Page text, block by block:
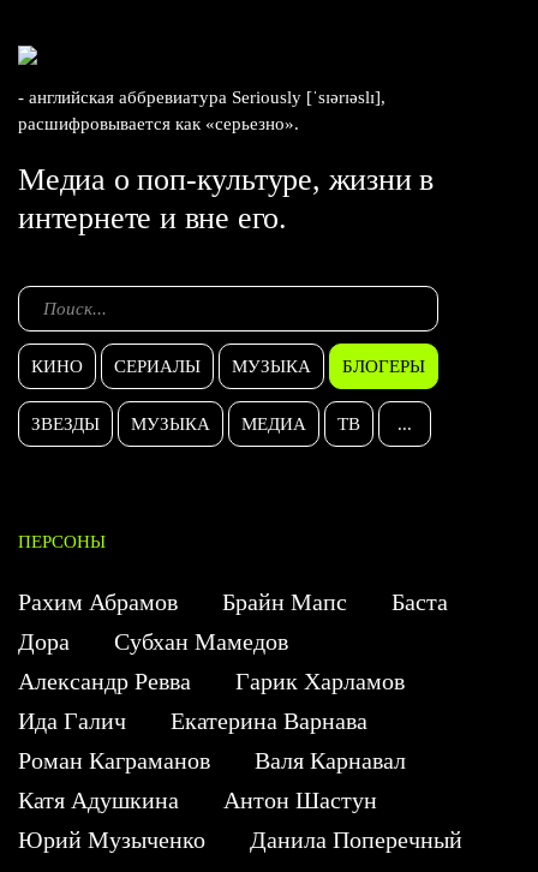
- английская аббревиатура Seriously [ˈsɪərɪəslɪ],
расшифровывается как «серьезно».
Медиа о поп-культуре, жизни в
интернете и вне его.
КИНО СЕРИАЛЫ МУЗЫКА БЛОГЕРЫ
ЗВЕЗДЫ МУЗЫКА МЕДИА ТВ ...
ПЕРСОНЫ
Рахим Абрамов Брайн Мапс
Баста
Дора
Субхан Мамедов
Александр Ревва
Гарик Харламов
Ида Галич
Екатерина Варнава
Роман Каграманов
Валя Карнавал
Катя Адушкина
Антон Шастун
Юрий Музыченко
Данила Поперечный